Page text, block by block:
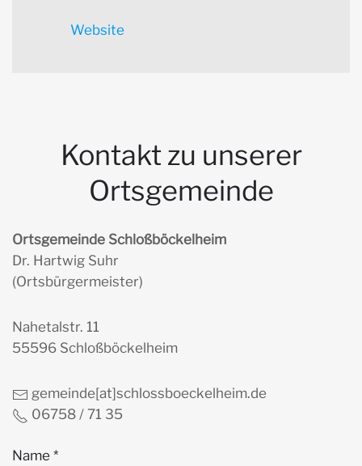
Website
Kontakt zu unserer
Ortsgemeinde
Ortsgemeinde Schloßböckelheim
Dr. Hartwig Suhr
(Ortsbürgermeister)
Nahetalstr. 11
55596 Schloßböckelheim
gemeinde[at]schlossboeckelheim.de
06758 / 71 35
Name *